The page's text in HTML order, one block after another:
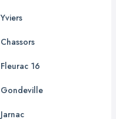
Yviers
Chassors
Fleurac 16
Gondeville
Jarnac